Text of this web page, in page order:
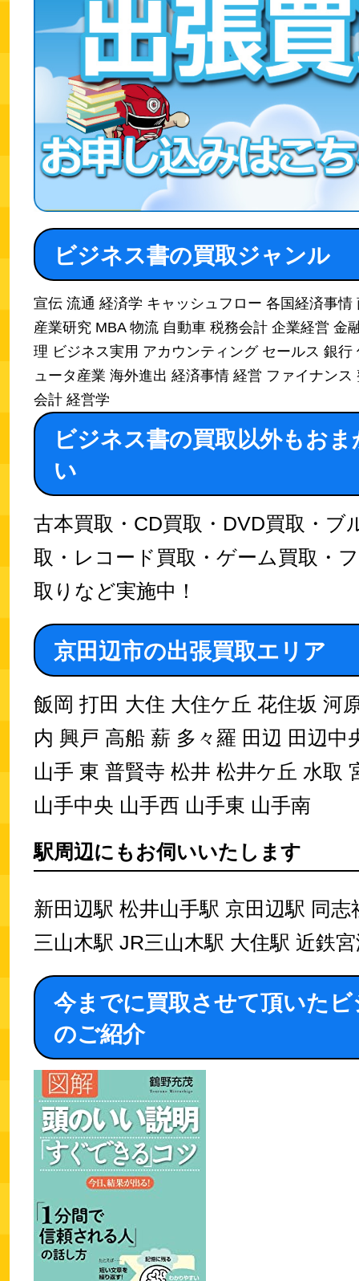
ビジネス書の買取ジャンル
宣伝 流通 経済学 キャッシュフロー 各国経済事情
産業研究 MBA 物流 自動車 税務会計 企業経営 金
理 ビジネス実用 アカウンティング セールス 銀行
ュータ産業 海外進出 経済事情 経営 ファイナンス
会計 経営学
ビジネス書の買取以外もお
い
古本買取・CD買取・DVD買取・ブ
取・レコード買取・ゲーム買取・
取りなど実施中！
京田辺市の出張買取エリア
飯岡 打田 大住 大住ケ丘 花住坂 河
内 興戸 高船 薪 多々羅 田辺 田辺中
山手 東 普賢寺 松井 松井ケ丘 水取
山手中央 山手西 山手東 山手南
駅周辺にもお伺いいたします
新田辺駅 松井山手駅 京田辺駅 同志
三山木駅 JR三山木駅 大住駅 近鉄
今までに買取させて頂いた
のご紹介